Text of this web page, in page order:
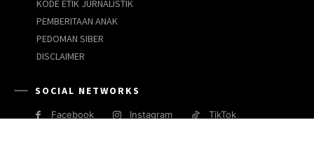
KODE ETIK JURNALISTIK
PEMBERITAAN ANAK
PEDOMAN SIBER
DISCLAIMER
SOCIAL NETWORKS
Facebook Instagram TikTok